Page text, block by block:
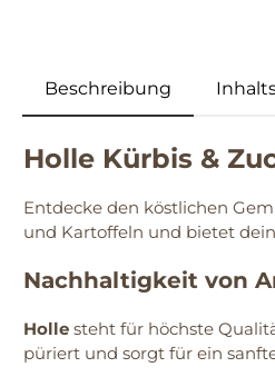
Beschreibung
Holle Kürbis &
Entdecke den köstlichen
und Kartoffeln und bietet
Nachhaltigkeit von
Holle steht für höchste
püriert und sorgt für ein